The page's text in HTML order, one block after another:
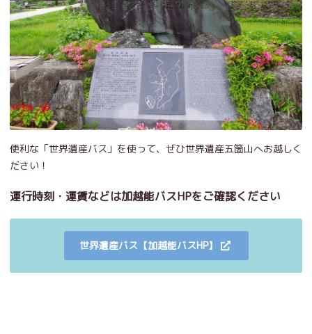
便利な「世界遺産バス」を使って、ぜひ世界遺産五箇山へお越しく
ださい！
運行時刻・運賃などは加越能バスHPをご確認ください
世界遺産バス【加越能バスHP】